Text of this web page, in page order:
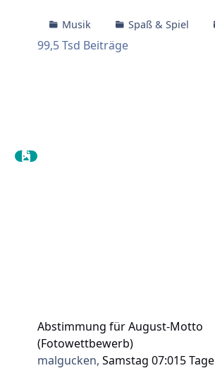
Musik Spaß & Spiel
99,5 Tsd Beiträge
Abstimmung für August-Motto
(Fotowettbewerb)
malgucken, Samstag 07:015 Tage